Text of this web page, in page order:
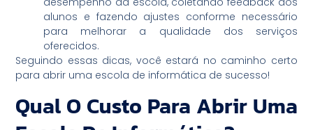
alunos e fazendo ajustes conforme necessário
para melhorar a qualidade dos serviços
oferecidos.
Seguindo essas dicas, você estará no caminho certo
para abrir uma escola de informática de sucesso!
Qual O Custo Para Abrir Uma